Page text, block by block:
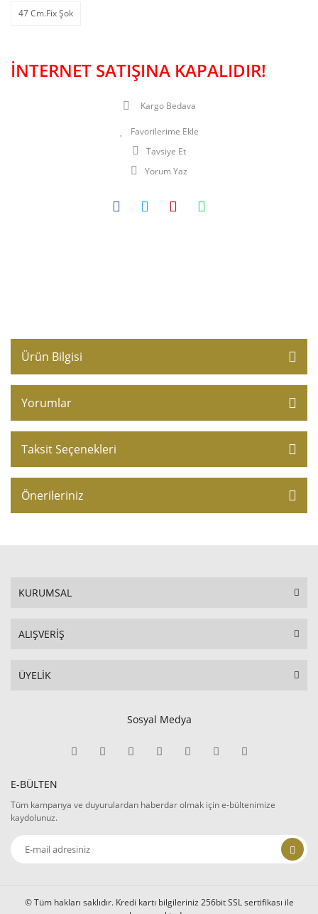
47 Cm.Fix Şok
İNTERNET SATIŞINA KAPALIDIR!
Kargo Bedava
Tavsiye Et
Yorum Yaz
Ürün Bilgisi
Yorumlar
Taksit Seçenekleri
Önerileriniz
KURUMSAL
ALIŞVERİŞ
ÜYELİK
Sosyal Medya
E-BÜLTEN
Tüm kampanya ve duyurulardan haberdar olmak için e-bültenimize
kaydolunuz.
© Tüm hakları saklıdır. Kredi kartı bilgileriniz 256bit SSL sertifikası ile